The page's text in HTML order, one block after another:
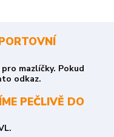
mazlíčky. Pokud
odkaz.
PEČLIVĚ DO